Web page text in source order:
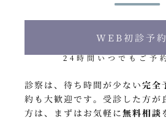
WEB初診予約
24時間いつでもご予
診察は、待ち時間が少ない完全
約も大歓迎です。 受診した方が
方は、 まずはお気軽に無料相談